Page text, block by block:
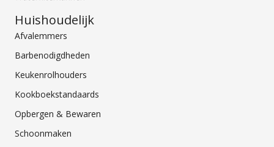
Huishoudelijk
Afvalemmers
Barbenodigdheden
Keukenrolhouders
Kookboekstandaards
Opbergen & Bewaren
Schoonmaken